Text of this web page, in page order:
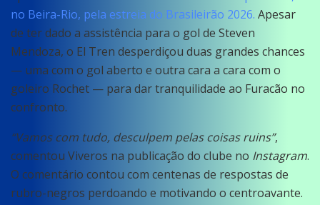
no Beira-Rio, pela estreia do Brasileirão 2026. Apesar
de ter dado a assistência para o gol de Steven
Mendoza, o El Tren desperdiçou duas grandes chances
— uma com o gol aberto e outra cara a cara com o
goleiro Rochet — para dar tranquilidade ao Furacão no
confronto.
“Vamos com tudo, desculpem pelas coisas ruins”,
comentou Viveros na publicação do clube no Instagram.
O comentário contou com centenas de respostas de
rubro-negros perdoando e motivando o centroavante.